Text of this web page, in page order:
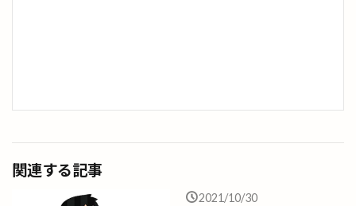
関連する記事
2021/10/30